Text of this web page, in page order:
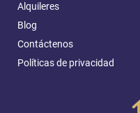
Alquileres
Blog
Contáctenos
Políticas de privacidad